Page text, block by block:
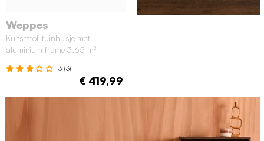
Weppes
Kunststof tuinhuisje met
aluminium frame 3,65 m²
3 (3)
€ 419,99